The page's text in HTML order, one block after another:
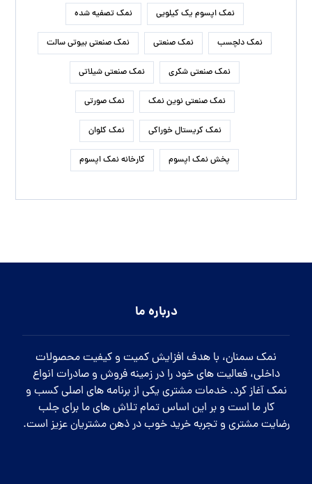
نمک اپسوم یک کیلویی نمک تصفیه شده
نمک دلچسب نمک صنعتی نمک صنعتی بیوتی سالت
نمک صنعتی شکری نمک صنعتی شیلاتی
نمک صنعتی نوین نمک نمک صورتی
نمک کریستال خوراکی نمک کلوان
پخش نمک اپسوم کارخانه نمک اپسوم
درباره ما
نمک سمنان، با هدف افزایش کمیت و کیفیت محصولات
داخلی، فعالیت های خود را در زمینه فروش و صادرات انواع
نمک آغاز کرد. خدمات مشتری یکی از برنامه های اصلی کسب و
کار ما است و بر این اساس تمام تلاش های ما برای جلب
رضایت مشتری و تجربه خرید خوب در ذهن مشتریان عزیز است.